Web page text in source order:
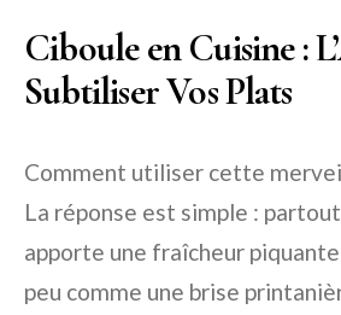
Ciboule en Cuisine :
Subtiliser Vos Plats
Comment utiliser cette
La réponse est simple :
apporte une fraîcheur piquante
peu comme une brise